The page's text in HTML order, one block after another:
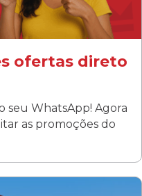
ofertas direto
seu WhatsApp! Agora
as promoções do